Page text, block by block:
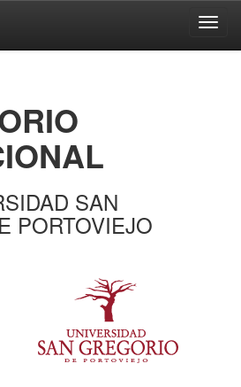
SAN
PORTOVIEJO